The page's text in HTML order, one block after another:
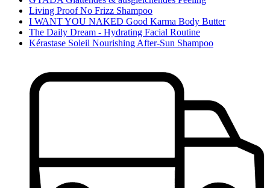
Living Proof No Frizz Shampoo
I WANT YOU NAKED Good Karma Body Butter
The Daily Dream - Hydrating Facial Routine
Kérastase Soleil Nourishing After-Sun Shampoo